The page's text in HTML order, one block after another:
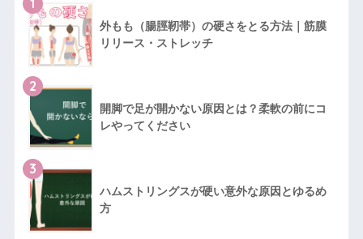
1
外もも（腸脛靭帯）の硬さをとる方法｜筋膜
リリース・ストレッチ
2
開脚で足が開かない原因とは？柔軟の前にコ
レやってください
3
ハムストリングスが硬い意外な原因とゆるめ
方